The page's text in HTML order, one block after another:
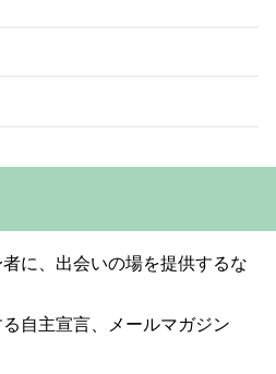
に、出会いの場を提供するな
自主宣言、メールマガジン